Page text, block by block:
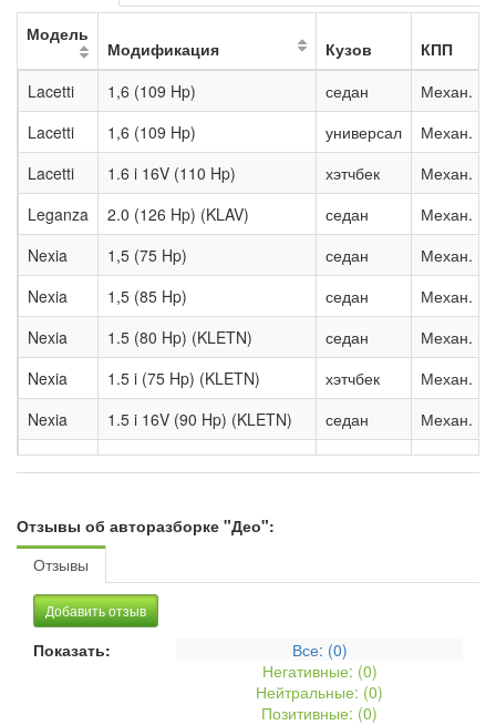
Модель
Модификация Кузов
КПП
Lacetti
1,6 (109 Hp) седан
Механ.
Lacetti
1,6 (109 Hp) универсал
Механ.
Lacetti
1.6 i 16V (110 Hp) хэтчбек
Механ.
Leganza
2.0 (126 Hp) (KLAV) седан
Механ.
Nexia
1,5 (75 Hp) седан
Механ.
Nexia
1,5 (85 Hp) седан
Механ.
Nexia
1.5 (80 Hp) (KLETN) седан
Механ.
Nexia
1.5 i (75 Hp) (KLETN) хэтчбек
Механ.
Nexia
1.5 i 16V (90 Hp) (KLETN) седан
Механ.
Nexia
1.6 i (107 Hp) (KLETN) седан
Механ.
Nubira
1.8 i 16V (123 Hp) Wagon III
Отзывы об авторазборке "Део":
Отзывы
Добавить отзыв
Показать: Все: (0)
Негативные: (0)
Нейтральные: (0)
Позитивные: (0)